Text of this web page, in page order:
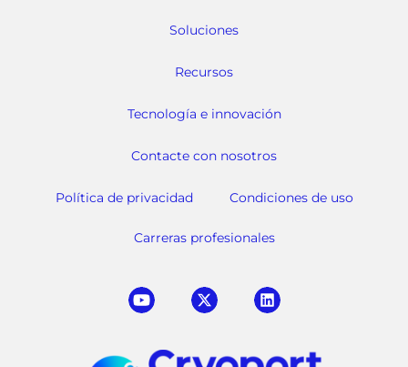
Soluciones
Recursos
Tecnología e innovación
Contacte con nosotros
Política de privacidad Condiciones de uso
Carreras profesionales